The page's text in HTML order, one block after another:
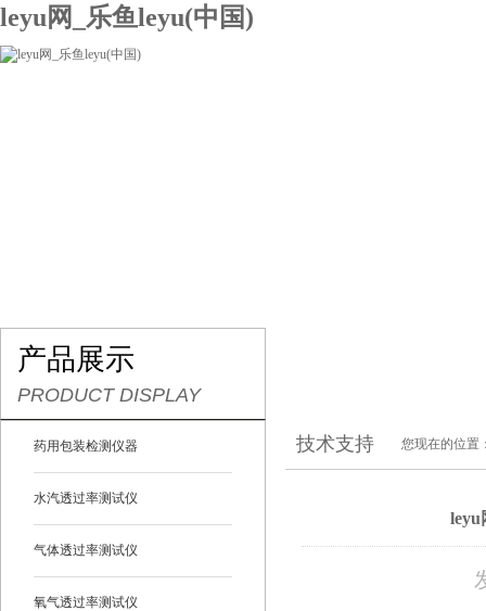
leyu网_乐鱼leyu(中国)
产品展示
PRODUCT DISPLAY
药用包装检测仪器
水汽透过率测试仪
气体透过率测试仪
氧气透过率测试仪
技术支持 您现在的位置
leyu